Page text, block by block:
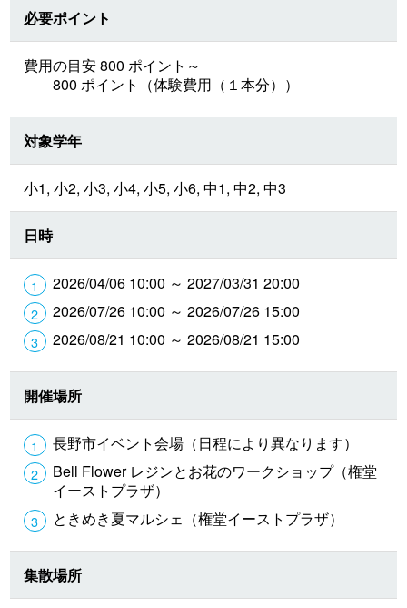
必要ポイント
費用の目安 800 ポイント～
800 ポイント（体験費用（１本分））
対象学年
小1, 小2, 小3, 小4, 小5, 小6, 中1, 中2, 中3
日時
2026/04/06 10:00 ～ 2027/03/31 20:00
2026/07/26 10:00 ～ 2026/07/26 15:00
2026/08/21 10:00 ～ 2026/08/21 15:00
開催場所
長野市イベント会場（日程により異なります）
Bell Flower レジンとお花のワークショップ（権堂
イーストプラザ）
ときめき夏マルシェ（権堂イーストプラザ）
集散場所